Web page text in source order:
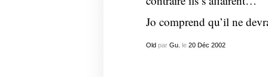
Jo comprend qu’il ne
Old par Gu. le 20 Déc 2002